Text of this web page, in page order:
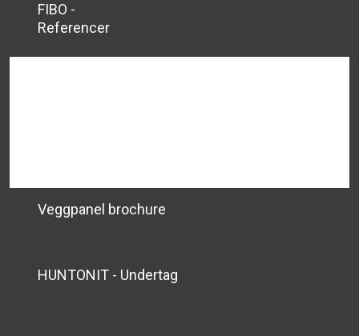
​FIBO -
​Referencer
Veggpanel brochure
HUNTONIT - Undertag